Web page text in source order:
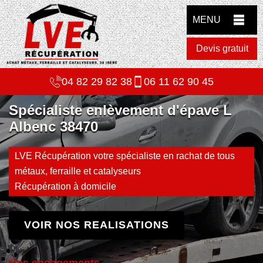
MENU
Devis gratuit
04 82 29 82 38 06 11 62 90 45
Spécialiste enlèvement d'épave L
Albenc 38470
LVE Récupération votre spécialiste en rachat de tous
métaux, ferraille et catalyseurs
Récupération à domicile
VOIR NOS REALISATIONS